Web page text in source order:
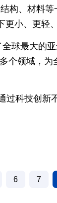
构、材料
小、更轻
球最大的
个领域，
过科技创
6 7